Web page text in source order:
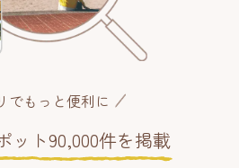
でもっと便利に
ット90,000件を掲載